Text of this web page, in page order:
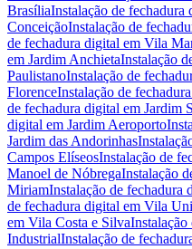
BrasíliaInstalação de fechadura
ConceiçãoInstalação de
de fechadura digital em Vila
em Jardim AnchietaInstalação
PaulistanoInstalação de
FlorenceInstalação de
de fechadura digital em Jardim
digital em Jardim Aeroporto
Jardim das Andorinhas
Campos ElíseosInstalação de
Manoel de NóbregaInstalação
MiriamInstalação de fechadura
de fechadura digital em Vila
em Vila Costa e SilvaInstalação
IndustrialInstalação de